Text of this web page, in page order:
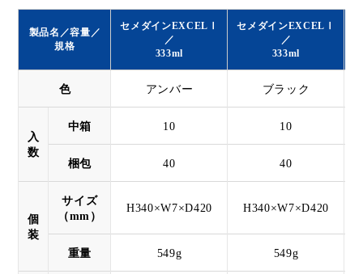
製品名／容量／
規格
セメダインEXCELⅠ
／
333ml
セメダインEXCELⅠ
／
333ml
色 アンバー ブラック
入
数
中箱 10 10
梱包 40 40
個
装
サイズ
（mm）
H340×W7×D420 H340×W7×D420
重量 549g 549g